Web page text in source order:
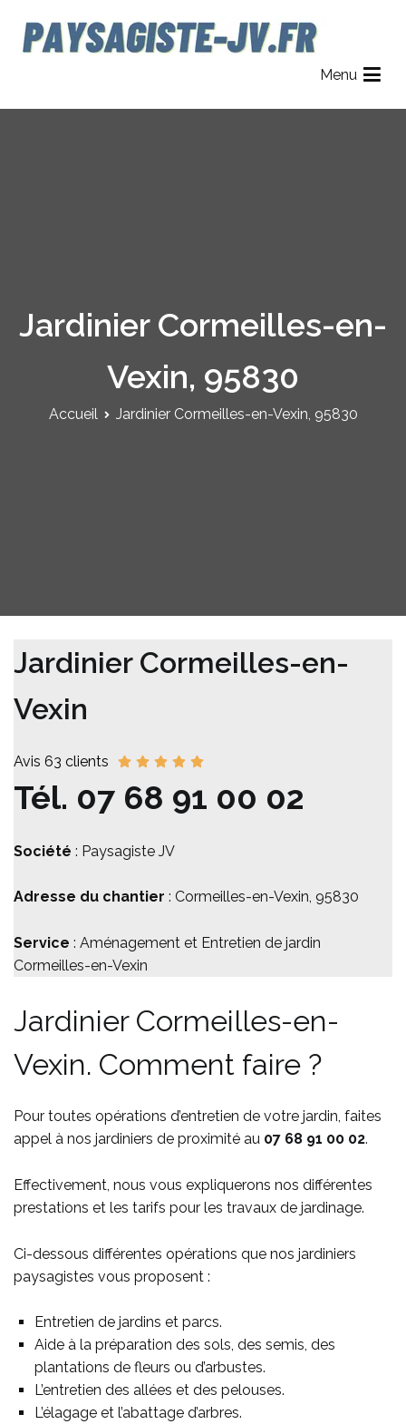
contenu
Menu
Jardinier Cormeilles-en-
Vexin, 95830
Accueil Jardinier Cormeilles-en-Vexin, 95830
Jardinier Cormeilles-en-
Vexin
Avis 63 clients
Tél. 07 68 91 00 02
Société : Paysagiste JV
Adresse du chantier : Cormeilles-en-Vexin, 95830
Service : Aménagement et Entretien de jardin
Cormeilles-en-Vexin
Jardinier Cormeilles-en-
Vexin. Comment faire ?
Pour toutes opérations d’entretien de votre jardin, faites
appel à nos jardiniers de proximité au 07 68 91 00 02.
Effectivement, nous vous expliquerons nos différentes
prestations et les tarifs pour les travaux de jardinage.
Ci-dessous différentes opérations que nos jardiniers
paysagistes vous proposent :
Entretien de jardins et parcs.
Aide à la préparation des sols, des semis, des
plantations de fleurs ou d’arbustes.
L’entretien des allées et des pelouses.
L’élagage et l’abattage d’arbres.